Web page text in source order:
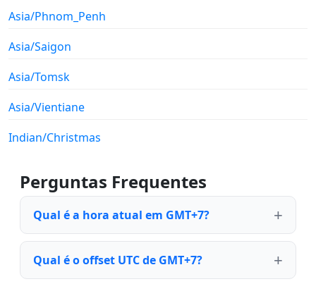
Asia/Phnom_Penh
Asia/Saigon
Asia/Tomsk
Asia/Vientiane
Indian/Christmas
Perguntas Frequentes
Qual é a hora atual em GMT+7?
Qual é o offset UTC de GMT+7?